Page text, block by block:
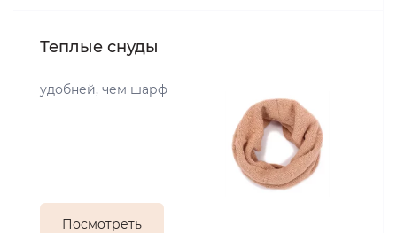
Теплые снуды
удобней, чем шарф
Посмотреть